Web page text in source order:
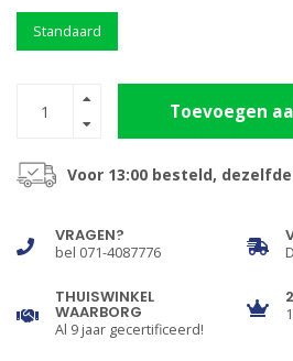
Standaard
Toevoegen
Voor 13:00 besteld,
VRAGEN?
bel 071-4087776
THUISWINKEL
WAARBORG
Al 9 jaar gecertificeerd!